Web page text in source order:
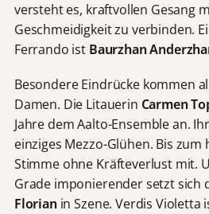
versteht es, kraftvollen Gesang
Geschmeidigkeit zu verbinden.
Ferrando ist Baurzhan
Besondere Eindrücke kommen
Damen. Die Litauerin Carmen
Jahre dem Aalto-Ensemble an.
einziges Mezzo-Glühen. Bis
Stimme ohne Kräfteverlust mit.
Grade imponierender setzt sich
Florianin Szene. Verdis Violetta